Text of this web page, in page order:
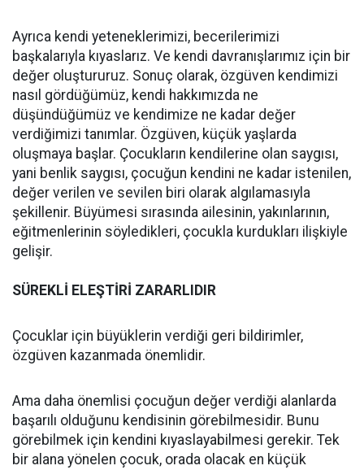
Ayrıca kendi yeteneklerimizi, becerilerimizi
başkalarıyla kıyaslarız. Ve kendi davranışlarımız için bir
değer oluştururuz. Sonuç olarak, özgüven kendimizi
nasıl gördüğümüz, kendi hakkımızda ne
düşündüğümüz ve kendimize ne kadar değer
verdiğimizi tanımlar. Özgüven, küçük yaşlarda
oluşmaya başlar. Çocukların kendilerine olan saygısı,
yani benlik saygısı, çocuğun kendini ne kadar istenilen,
değer verilen ve sevilen biri olarak algılamasıyla
şekillenir. Büyümesi sırasında ailesinin, yakınlarının,
eğitmenlerinin söyledikleri, çocukla kurdukları ilişkiyle
gelişir.
SÜREKLİ ELEŞTİRİ ZARARLIDIR
Çocuklar için büyüklerin verdiği geri bildirimler,
özgüven kazanmada önemlidir.
Ama daha önemlisi çocuğun değer verdiği alanlarda
başarılı olduğunu kendisinin görebilmesidir. Bunu
görebilmek için kendini kıyaslayabilmesi gerekir. Tek
bir alana yönelen çocuk, orada olacak en küçük